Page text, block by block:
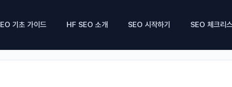
기초 가이드 HF SEO 소개 SEO 시작하기 SEO 체크리